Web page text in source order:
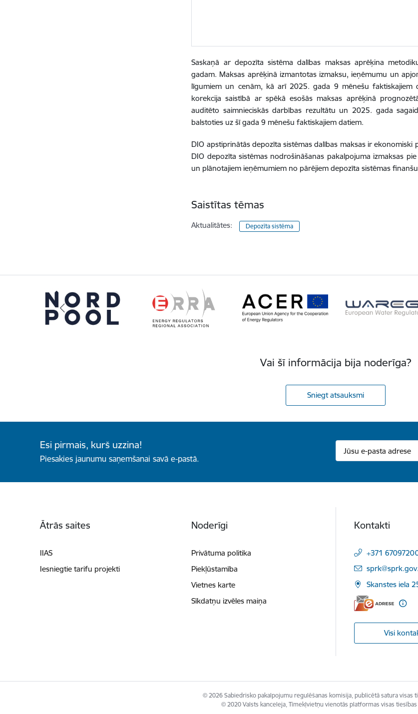
Saskaņā ar depozīta sistēma dalības maksas aprēķina
gadam. Maksas aprēķinā izmantotas izmaksu, ieņēmumu un
līgumiem un cenām, kā arī 2025. gada 9 mēnešu
korekcija saistībā ar spēkā esošās maksas aprēķinā
auditēto saimnieciskās darbības rezultātu un 2025. gada
balstoties uz šī gada 9 mēnešu faktiskajiem datiem.
DIO apstiprinātās depozīta sistēmas dalības maksas ir
DIO depozīta sistēmas nodrošināšanas pakalpojuma izmaksas
un plānotajiem ieņēmumiem no pārējiem depozīta sistēmas
Saistītas tēmas
Aktualitātes: Depozīta sistēma
Vai šī informācija bija noderīga?
Sniegt atsauksmi
Esi pirmais, kurš uzzina!
Piesakies jaunumu saņemšanai savā e-pastā.
Ātrās saites
IIAS
Iesniegtie tarifu projekti
Noderīgi
Privātuma politika
Piekļūstamība
Vietnes karte
Sīkdatņu izvēles maiņa
Kontakti
+371
E-pasts:
Skanstes iela
Visi
© 2026 Sabiedrisko pakalpojumu regulēšanas komisija, publicētā satura visas
© 2020 Valsts kanceleja, Tīmekļvietņu vienotās platformas visas tiesības